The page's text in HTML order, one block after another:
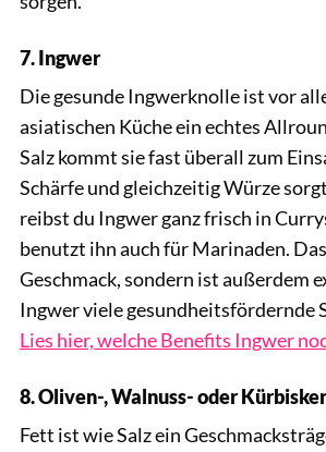
7. Ingwer
Die gesunde Ingwerknolle ist vor
asiatischen Küche ein echtes
Salz kommt sie fast überall zum
Schärfe und gleichzeitig Würze
reibst du Ingwer ganz frisch in
benutzt ihn auch für Marinaden.
Geschmack, sondern ist außerdem
Ingwer viele gesundheitsfördernde
Lies hier, welche Benefits Ingwer
8. Oliven-, Walnuss- oder
Fett ist wie Salz ein